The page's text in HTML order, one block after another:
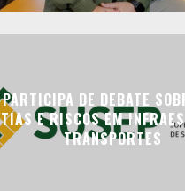
DE DEBATE
E RISCOS EM
TRANSPORTES